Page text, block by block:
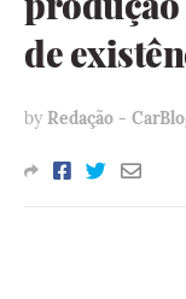
de
by Redação -